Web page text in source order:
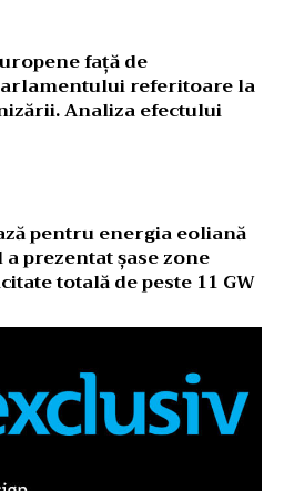
față de
referitoare la
Analiza efectului
pentru energia eoliană
prezentat șase zone
totală de peste 11 GW